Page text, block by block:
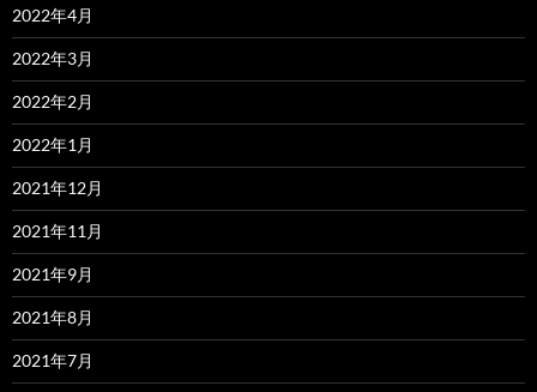
2022年4月
2022年3月
2022年2月
2022年1月
2021年12月
2021年11月
2021年9月
2021年8月
2021年7月